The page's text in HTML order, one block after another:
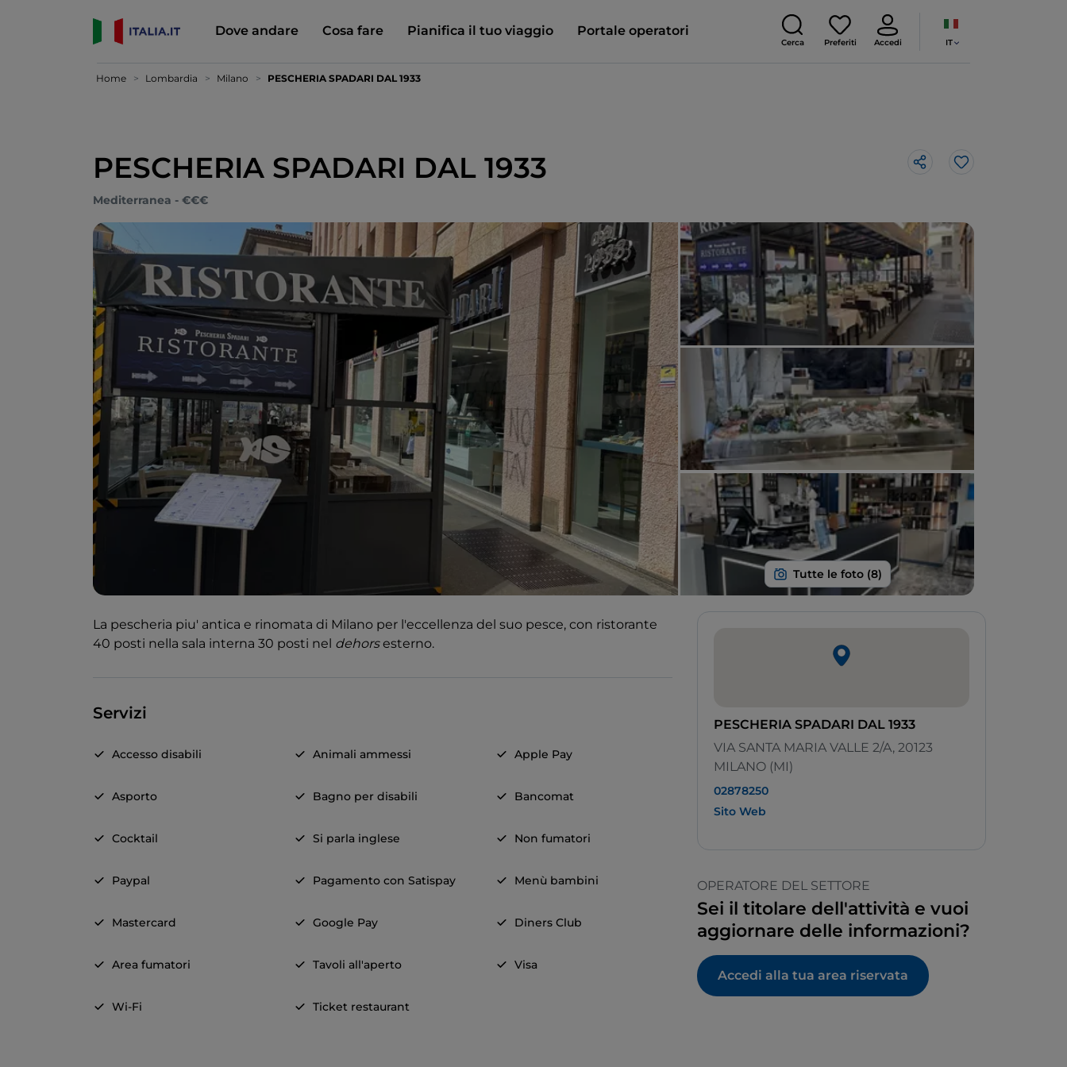
Dove andare Cosa fare Pianifica il tuo viaggio Portale operatori
Cerca Preferiti Accedi IT
Home Lombardia Milano PESCHERIA SPADARI DAL 1933
PESCHERIA SPADARI DAL 1933 Like
Mediterranea - €€€
La pescheria piu' antica e rinomata di Milano per l'eccellenza del suo pesce, con ristorante
40 posti nella sala interna 30 posti nel dehorsesterno.
Servizi
Accesso disabili Animali ammessi Apple Pay
Asporto Bagno per disabili Bancomat
Cocktail Si parla inglese Non fumatori
Paypal Pagamento con Satispay Menù bambini
Mastercard Google Pay Diners Club
Area fumatori Tavoli all'aperto Visa
Wi-Fi Ticket restaurant
PESCHERIA SPADARI DAL 1933
VIA SANTA MARIA VALLE 2/A, 20123
MILANO (MI)
02878250
Sito Web
OPERATORE DEL SETTORE
Sei il titolare dell'attività e vuoi
aggiornare delle informazioni?
Accedi alla tua area riservata